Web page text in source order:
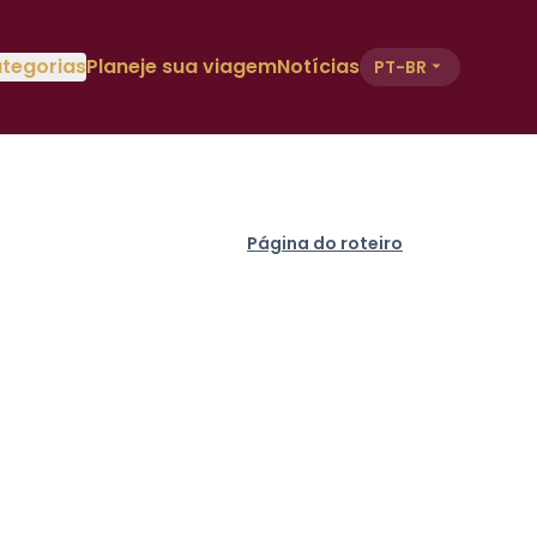
Planeje sua viagemNotícias PT-BR
Página do roteiro